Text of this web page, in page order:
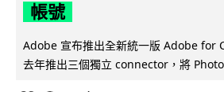
帳號
Adobe 宣布推出全新統一版 Adobe for
去年推出三個獨立 connector，將